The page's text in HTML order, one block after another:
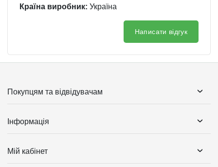
Країна виробник: Україна
Написати відгук
Покупцям та відвідувачам
Інформація
Мій кабінет